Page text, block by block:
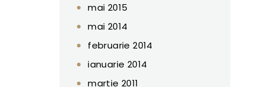
mai 2015
mai 2014
februarie 2014
ianuarie 2014
martie 2011